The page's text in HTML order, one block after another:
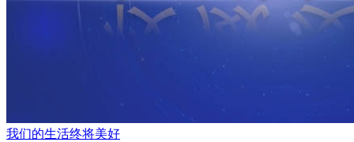
我们的生活终将美好